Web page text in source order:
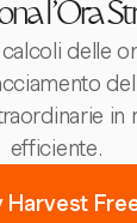
l'Ora
delle
in
efficiente.
Harvest